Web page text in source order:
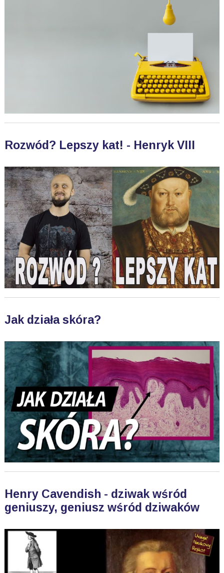
Rozwód? Lepszy kat! - Henryk VIII
Jak działa skóra?
Henry Cavendish - dziwak wśród
geniuszy, geniusz wśród dziwaków